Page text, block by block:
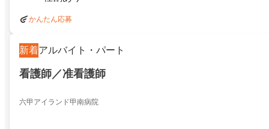
かんたん応募
新着アルバイト・パート
看護師／准看護師
六甲アイランド甲南病院